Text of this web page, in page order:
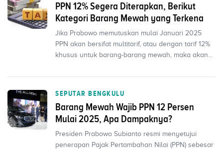
PPN 12% Segera Diterapkan, Berikut
Kategori Barang Mewah yang Terkena
Jika Prabowo memutuskan mulai Januari 2025
PPN akan bersifat multitarif, atau dengan tarif 12%
khusus untuk barang-barang mewah, maka akan
SEPUTAR BENGKULU
Barang Mewah Wajib PPN 12 Persen
Mulai 2025, Apa Dampaknya?
Presiden Prabowo Subianto resmi menyetujui
penerapan Pajak Pertambahan Nilai (PPN) sebesar